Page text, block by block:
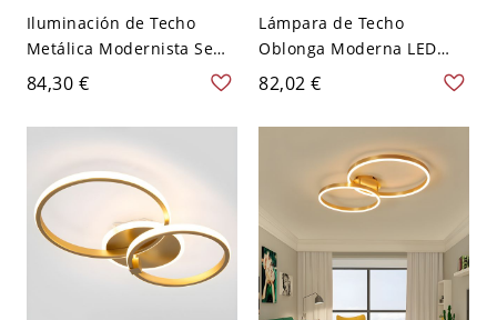
Iluminación de Techo
Metálica Modernista Semi
Plafón de Columnas en
Dorado para Sala - Dorado
110 A 120 V 2
84,30 €
Lámpara de Techo
Oblonga Moderna LED
Luminaria de Techo
Metálica para Habitación -
Dorado 110 A 120 V 60,96
82,02 €